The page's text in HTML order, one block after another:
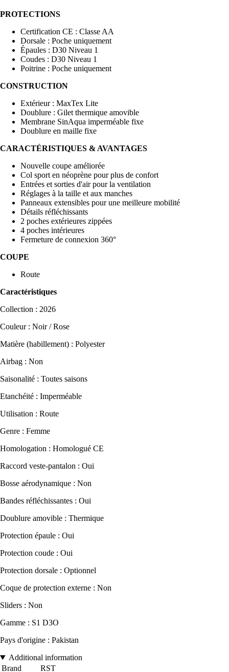
PROTECTIONS
Certification CE : Classe AA
Dorsale : Poche uniquement
Épaules : D30 Niveau 1
Coudes : D30 Niveau 1
Poitrine : Poche uniquement
CONSTRUCTION
Extérieur : MaxTex Lite
Doublure : Gilet thermique amovible
Membrane SinAqua imperméable fixe
Doublure en maille fixe
CARACTÉRISTIQUES & AVANTAGES
Nouvelle coupe améliorée
Col sport en néoprène pour plus de confort
Entrées et sorties d'air pour la ventilation
Réglages à la taille et aux manches
Panneaux extensibles pour une meilleure mobilité
Détails réfléchissants
2 poches extérieures zippées
4 poches intérieures
Fermeture de connexion 360°
COUPE
Route
Caractéristiques
Collection : 2026
Couleur : Noir / Rose
Matière (habillement) : Polyester
Airbag : Non
Saisonalité : Toutes saisons
Etanchéité : Imperméable
Utilisation : Route
Genre : Femme
Homologation : Homologué CE
Raccord veste-pantalon : Oui
Bosse aérodynamique : Non
Bandes réfléchissantes : Oui
Doublure amovible : Thermique
Protection épaule : Oui
Protection coude : Oui
Protection dorsale : Optionnel
Coque de protection externe : Non
Sliders : Non
Gamme : S1 D3O
Pays d'origine : Pakistan
Additional information
Brand
RST